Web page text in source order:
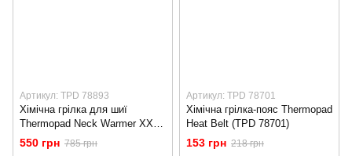
Артикул: TPD 78893
Хімічна грілка для шиї
Thermopad Neck Warmer XXL
3 шт наборі (TPD 78893)
550 грн 785 грн
Артикул: TPD 78701
Хімічна грілка-пояс Thermopad
Heat Belt (TPD 78701)
153 грн 218 грн